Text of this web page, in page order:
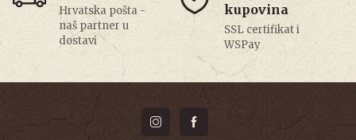
Hrvatska pošta -
naš partner u
dostavi
kupovina
SSL certifikat i
WSPay